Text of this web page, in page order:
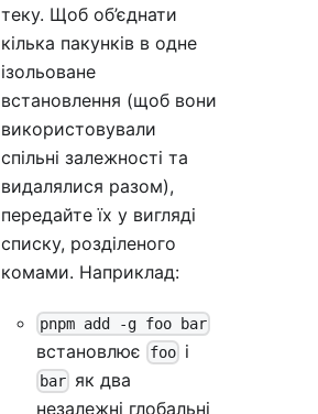
теку. Щоб об’єднати
кілька пакунків в одне
ізольоване
встановлення (щоб вони
використовували
спільні залежності та
видалялися разом),
передайте їх у вигляді
списку, розділеного
комами. Наприклад:
pnpm add -g foo bar
встановлює foo і
bar як два
незалежні глобальні